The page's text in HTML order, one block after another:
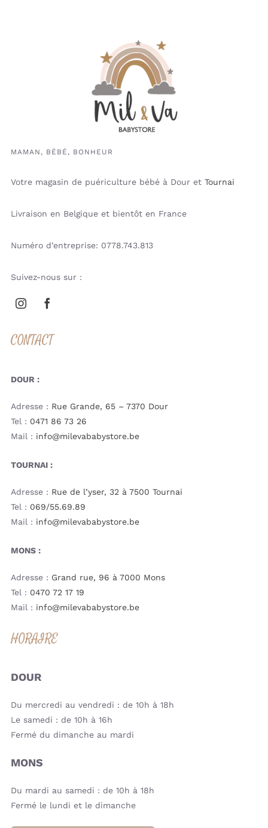
MAMAN, BÉBÉ, BONHEUR
Votre magasin de puériculture bébé à Dour et Tournai
Livraison en Belgique et bientôt en France
Numéro d’entreprise: 0778.743.813
Suivez-nous sur :
CONTACT
DOUR :
Adresse : Rue Grande, 65 – 7370 Dour
Tel : 0471 86 73 26
Mail : info@milevababystore.be
TOURNAI :
Adresse : Rue de l’yser, 32 à 7500 Tournai
Tel : 069/55.69.89
Mail : info@milevababystore.be
MONS :
Adresse : Grand rue, 96 à 7000 Mons
Tel : 0470 72 17 19
Mail : info@milevababystore.be
HORAIRE
DOUR
Du mercredi au vendredi : de 10h à 18h
Le samedi : de 10h à 16h
Fermé du dimanche au mardi
MONS
Du mardi au samedi : de 10h à 18h
Fermé le lundi et le dimanche